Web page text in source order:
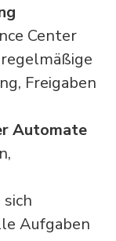
Center
Freigaben
Automate
Aufgaben